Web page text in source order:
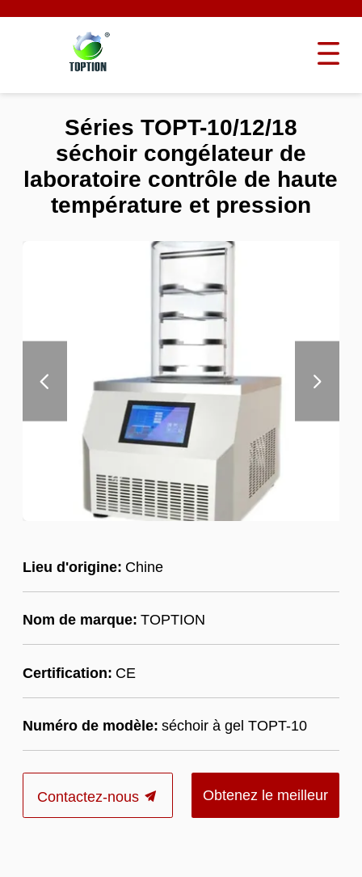
Lieu d'origine: Chine
Nom de marque: TOPTION
Certification: CE
Numéro de modèle: séchoir à gel TOPT-10
Contactez-nous Obtenez le meilleur
Séries TOPT-10/12/18
séchoir congélateur de
laboratoire contrôle de haute
température et pression